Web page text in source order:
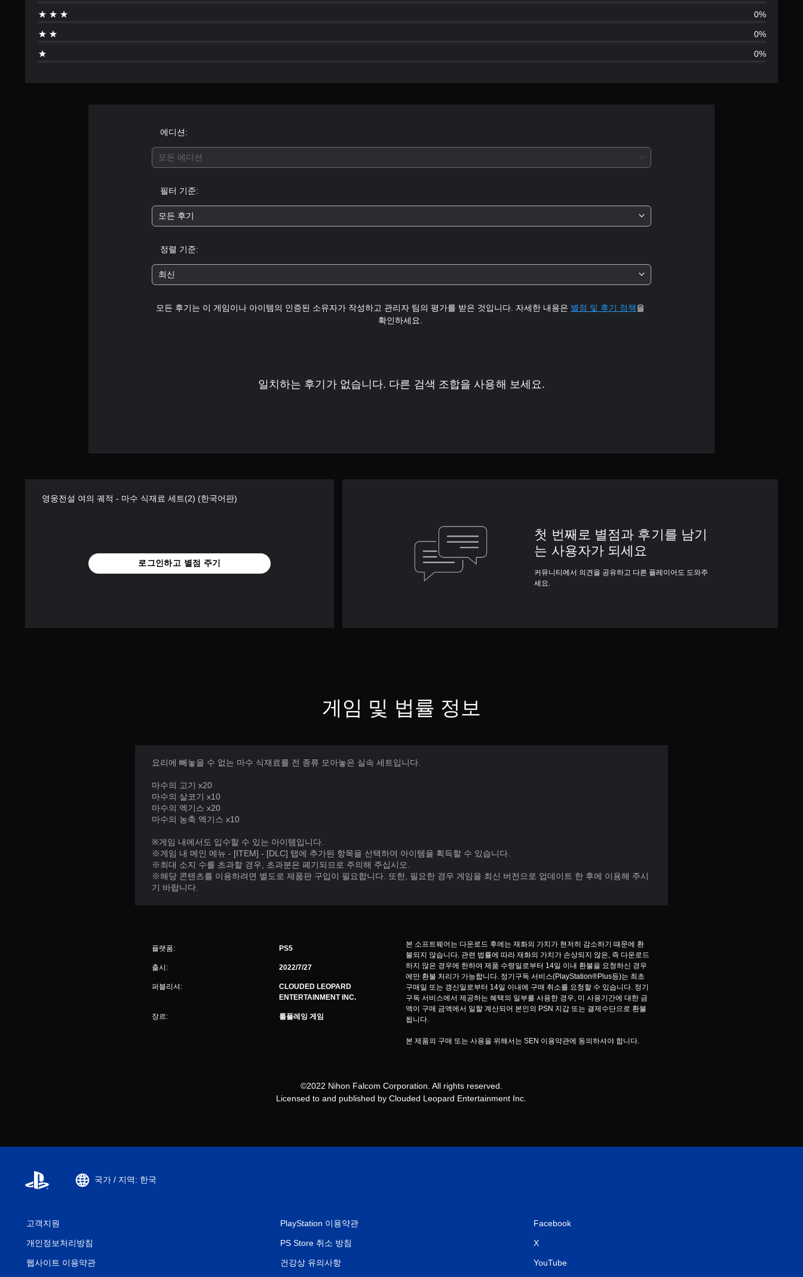
음
0%
0%
0%
에디션:
모든 에디션
필터 기준:
모든 후기
정렬 기준:
최신
모든 후기는 이 게임이나 아이템의 인증된 소유자가 작성하고 관리자 팀의 평가를 받은 것입니다. 자세한 내용은 별점 및 후기 정책을
확인하세요.
일치하는 후기가 없습니다. 다른 검색 조합을 사용해 보세요.
영웅전설 여의 궤적 - 마수 식재료 세트(2) (한국어판)
로그인하고 별점 주기
첫 번째로 별점과 후기를 남기
는 사용자가 되세요
커뮤니티에서 의견을 공유하고 다른 플레이어도 도와주
세요.
게임 및 법률 정보
요리에 빼놓을 수 없는 마수 식재료를 전 종류 모아놓은 실속 세트입니다.
마수의 고기 x20
마수의 살코기 x10
마수의 엑기스 x20
마수의 농축 엑기스 x10
※게임 내에서도 입수할 수 있는 아이템입니다.
※게임 내 메인 메뉴 - [ITEM] - [DLC] 탭에 추가된 항목을 선택하여 아이템을 획득할 수 있습니다.
※최대 소지 수를 초과할 경우, 초과분은 폐기되므로 주의해 주십시오.
※해당 콘텐츠를 이용하려면 별도로 제품판 구입이 필요합니다. 또한, 필요한 경우 게임을 최신 버전으로 업데이트 한 후에 이용해 주시
기 바랍니다.
플랫폼: PS5
출시: 2022/7/27
퍼블리셔:
CLOUDED LEOPARD
ENTERTAINMENT INC.
장르: 롤플레잉 게임
본 소프트웨어는 다운로드 후에는 재화의 가치가 현저히 감소하기 때문에 환
불되지 않습니다. 관련 법률에 따라 재화의 가치가 손상되지 않은, 즉 다운로드
하지 않은 경우에 한하여 제품 수령일로부터 14일 이내 환불을 요청하신 경우
에만 환불 처리가 가능합니다. 정기구독 서비스(PlayStation®Plus등)는 최초
구매일 또는 갱신일로부터 14일 이내에 구매 취소를 요청할 수 있습니다. 정기
구독 서비스에서 제공하는 혜택의 일부를 사용한 경우, 미 사용기간에 대한 금
액이 구매 금액에서 일할 계산되어 본인의 PSN 지갑 또는 결제수단으로 환불
됩니다.
본 제품의 구매 또는 사용을 위해서는 SEN 이용약관에 동의하셔야 합니다.
©2022 Nihon Falcom Corporation. All rights reserved.
Licensed to and published by Clouded Leopard Entertainment Inc.
국가 / 지역: 한국
고객지원
개인정보처리방침
웹사이트 이용약관
PlayStation 이용약관
PS Store 취소 방침
건강상 유의사항
Facebook
X
YouTube